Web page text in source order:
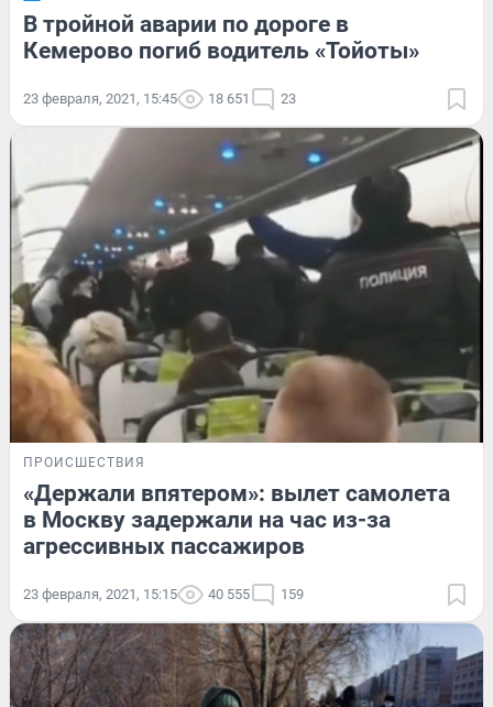
В тройной аварии по дороге в
Кемерово погиб водитель «Тойоты»
23 февраля, 2021, 15:45 18 651 23
ПРОИСШЕСТВИЯ
«Держали впятером»: вылет самолета
в Москву задержали на час из-за
агрессивных пассажиров
23 февраля, 2021, 15:15 40 555 159